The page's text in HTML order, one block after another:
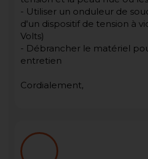
- Utiliser un onduleur de
d'un dispositif de tension à
Volts)
- Débrancher le matériel
entretien
Cordialement,